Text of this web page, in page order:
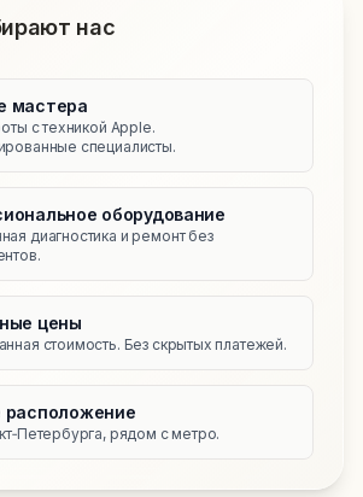
нас
мастера
с техникой Apple.
специалисты.
оборудование
диагностика и ремонт без
цены
стоимость. Без скрытых платежей.
расположение
рядом с метро.